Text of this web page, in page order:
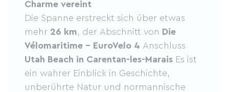
Charme vereint
Die Spanne erstreckt sich über etwas
mehr 26 km , der Abschnitt von Die
Vélomaritime – EuroVelo 4 Anschluss
Utah Beach in Carentan-les-Marais Es ist
ein wahrer Einblick in Geschichte,
unberührte Natur und normannische